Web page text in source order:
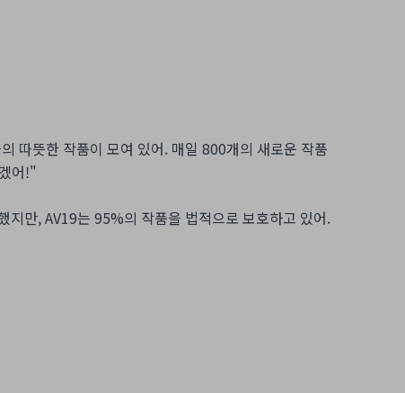
따뜻한 작품이 모여 있어. 매일 800개의 새로운 작품
어!"
만, AV19는 95%의 작품을 법적으로 보호하고 있어.